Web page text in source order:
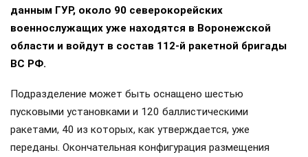
данным ГУР, около 90 северокорейских
военнослужащих уже находятся в Воронежской
области и войдут в состав 112-й ракетной бригады
ВС РФ.
Подразделение может быть оснащено шестью
пусковыми установками и 120 баллистическими
ракетами, 40 из которых, как утверждается, уже
переданы. Окончательная конфигурация размещения